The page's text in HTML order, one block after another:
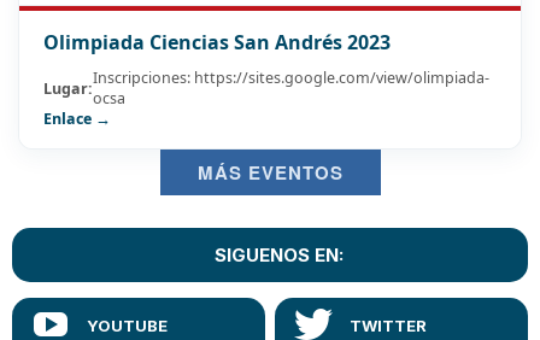
Olimpiada Ciencias San Andrés 2023
Lugar:Inscripciones: https://sites.google.com/view/olimpiada-
ocsa
Enlace →
MÁS EVENTOS
SIGUENOS EN: